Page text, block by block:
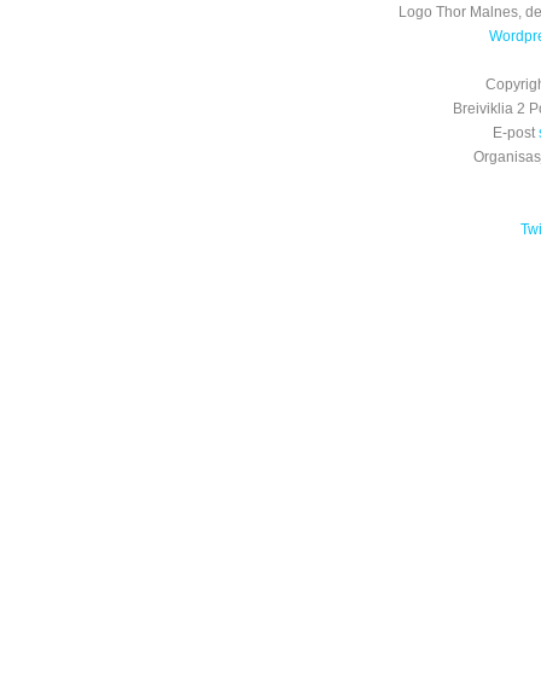
Logo Thor Malnes,
Breiviklia 2
E-post